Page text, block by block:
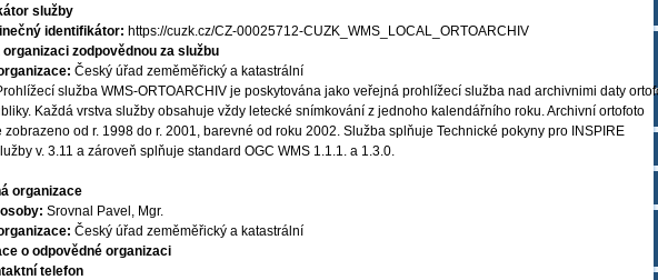
služby
identifikátor: https://cuzk.cz/CZ-00025712-CUZK_WMS_LOCAL_ORTOARCHIV
organizaci zodpovědnou za službu
Český úřad zeměměřický a katastrální
služba WMS-ORTOARCHIV je poskytována jako veřejná prohlížecí služba nad archivnimi daty
Každá vrstva služby obsahuje vždy letecké snímkování z jednoho kalendářního roku. Archivní ortofoto
zobrazeno od r. 1998 do r. 2001, barevné od roku 2002. Služba splňuje Technické pokyny pro INSPIRE
v. 3.11 a zároveň splňuje standard OGC WMS 1.1.1. a 1.3.0.
organizace
Srovnal Pavel, Mgr.
Český úřad zeměměřický a katastrální
o odpovědné organizaci
telefon